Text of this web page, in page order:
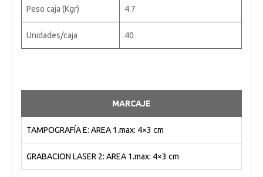
Peso caja (Kgr) 4.7
Unidades/caja 40
MARCAJE
TAMPOGRAFÍA E: AREA 1.max: 4×3 cm
GRABACION LASER 2: AREA 1.max: 4×3 cm